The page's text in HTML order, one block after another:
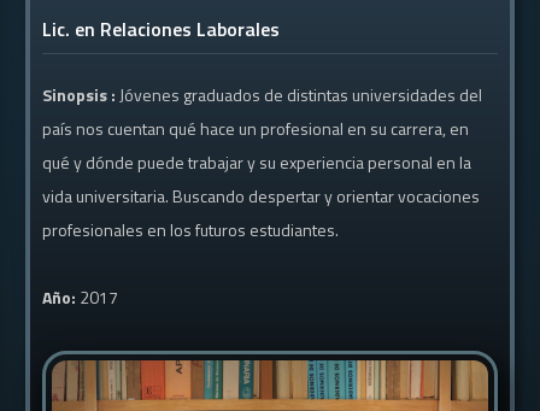
Lic. en Relaciones Laborales
Sinopsis : Jóvenes graduados de distintas universidades del
país nos cuentan qué hace un profesional en su carrera, en
qué y dónde puede trabajar y su experiencia personal en la
vida universitaria. Buscando despertar y orientar vocaciones
profesionales en los futuros estudiantes.
Año: 2017